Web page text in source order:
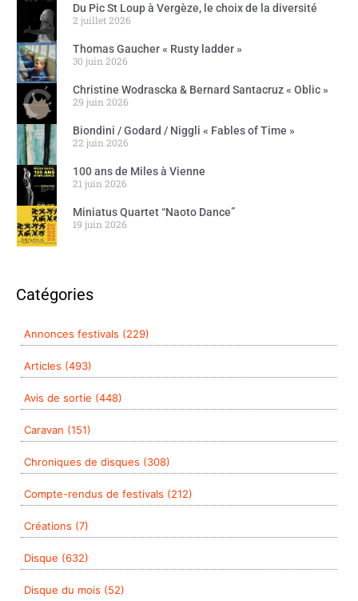
Du Pic St Loup à Vergèze, le choix de la diversité
2 juillet 2026
Thomas Gaucher « Rusty ladder »
30 juin 2026
Christine Wodrascka & Bernard Santacruz « Oblic »
29 juin 2026
Biondini / Godard / Niggli « Fables of Time »
22 juin 2026
100 ans de Miles à Vienne
21 juin 2026
Miniatus Quartet “Naoto Dance”
19 juin 2026
Catégories
Annonces festivals (229)
Articles (493)
Avis de sortie (448)
Caravan (151)
Chroniques de disques (308)
Compte-rendus de festivals (212)
Créations (7)
Disque (632)
Disque du mois (52)